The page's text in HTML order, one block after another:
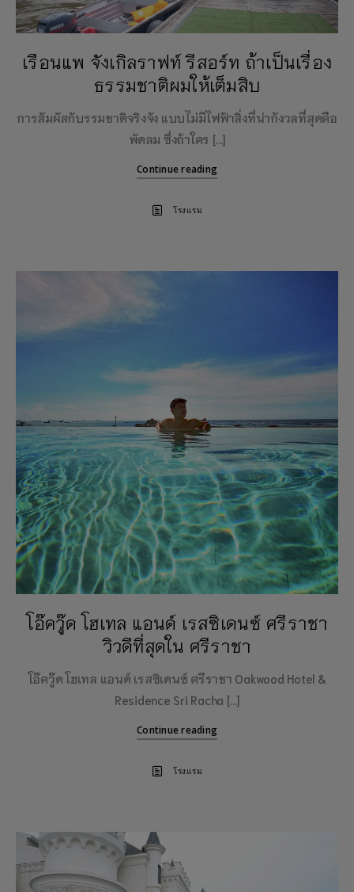
เรือนแพ จังเกิลราฟท์ รีสอร์ท ถ้าเป็นเรื่อง
ธรรมชาติผมให้เต็มสิบ
การสัมผัสกับรรมชาติจริงจัง แบบไม่มีไฟฟ้าสิ่งที่น่ากังวลที่สุดคือ
พัดลม ซึ่งถ้าใคร […]
Continue reading
โรงแรม
โอ๊ควู๊ด โฮเทล แอนด์ เรสซิเดนซ์ ศรีราชา
วิวดีที่สุดใน ศรีราชา
โอ๊ควู๊ด โฮเทล แอนด์ เรสซิเดนซ์ ศรีราชา Oakwood Hotel &
Residence Sri Racha […]
Continue reading
โรงแรม